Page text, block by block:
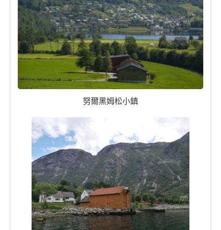
努爾黑姆松小鎮